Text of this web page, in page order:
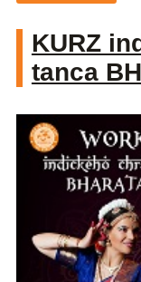
KURZ
tanca